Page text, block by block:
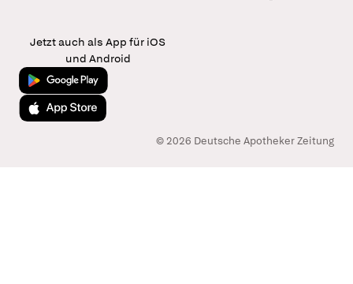
Jetzt auch als App für iOS
und Android
Jetzt bei Google Play
Laden im App Store
© 2026 Deutsche Apotheker Zeitung